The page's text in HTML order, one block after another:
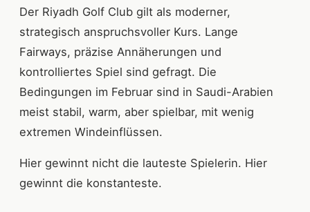
Der Riyadh Golf Club gilt als moderner,
strategisch anspruchsvoller Kurs. Lange
Fairways, präzise Annäherungen und
kontrolliertes Spiel sind gefragt. Die
Bedingungen im Februar sind in Saudi-Arabien
meist stabil, warm, aber spielbar, mit wenig
extremen Windeinflüssen.
Hier gewinnt nicht die lauteste Spielerin. Hier
gewinnt die konstanteste.